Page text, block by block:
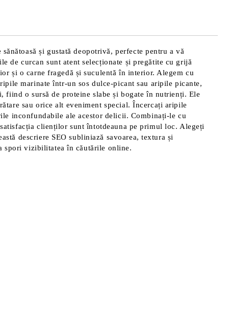
și gustată deopotrivă, perfecte pentru a vă
de curcan sunt atent selecționate și pregătite cu grijă
și o carne fragedă și suculentă în interior. Alegem cu
marinate într-un sos dulce-picant sau aripile picante,
fiind o sursă de proteine slabe și bogate în nutrienți. Ele
sau orice alt eveniment special. Încercați aripile
inconfundabile ale acestor delicii. Combinați-le cu
clienților sunt întotdeauna pe primul loc. Alegeți
descriere SEO subliniază savoarea, textura și
spori vizibilitatea în căutările online.